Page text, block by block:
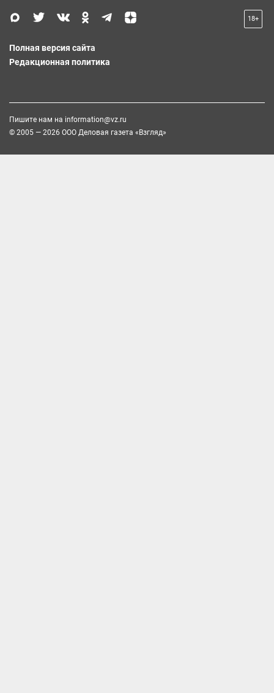
18+
Полная версия сайта
Редакционная политика
Пишите нам на information@vz.ru
© 2005 — 2026 ООО Деловая газета «Взгляд»